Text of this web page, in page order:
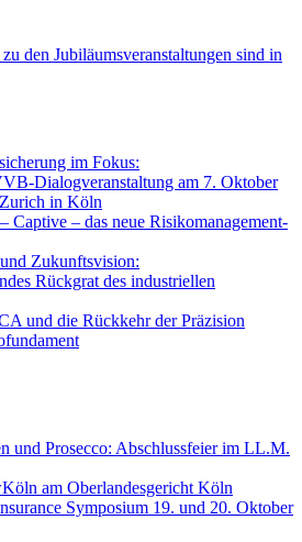
den Jubiläumsveranstaltungen sind in
im Fokus:
Dialogveranstaltung am 7. Oktober
in Köln
– Captive – das neue Risikomanagement-
Zukunftsvision:
Rückgrat des industriellen
und die Rückkehr der Präzision
und Prosecco: Abschlussfeier im LL.M.
am Oberlandesgericht Köln
Symposium 19. und 20. Oktober